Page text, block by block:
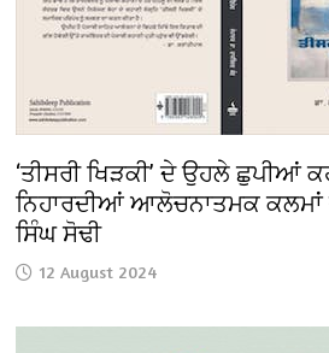
‘ਤੀਸਰੀ ਖਿੜਕੀ’ ਦੇ ਉਹਲੇ ਛੁਪੀਆਂ
ਨਿਹਾਰਦੀਆਂ ਆਲੋਚਨਾਤਮਕ ਕਲਮਾਂ
ਸਿੰਘ ਸੋਢੀ
12 August 2024